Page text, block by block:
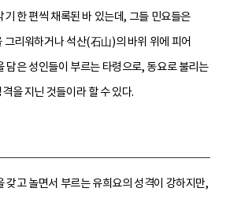
한 편씩 채록된 바 있는데, 그들 민요들은
그리워하거나 석산(石山)의 바위 위에 피어
담은 성인들이 부르는 타령으로, 동요로 불리는
을 지닌 것들이라 할 수 있다.
갖고 놀면서 부르는 유희요의 성격이 강하지만,